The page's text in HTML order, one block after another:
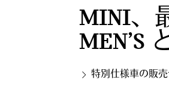
MINI、
MEN’S
特別仕様車の販